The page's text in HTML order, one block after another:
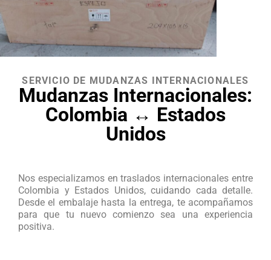
SERVICIO DE MUDANZAS INTERNACIONALES
Mudanzas Internacionales:
Colombia ↔ Estados
Unidos
Nos especializamos en traslados internacionales entre
Colombia y Estados Unidos, cuidando cada detalle.
Desde el embalaje hasta la entrega, te acompañamos
para que tu nuevo comienzo sea una experiencia
positiva.